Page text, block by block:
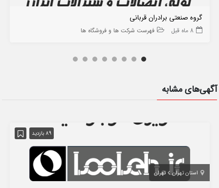
گروه صنعتی برادران قربانی
8 ماه قبل فهرست شرکت ها و فروشگاه ها
آگهی‌های مشابه
89 بازدید
استان تهران تهران